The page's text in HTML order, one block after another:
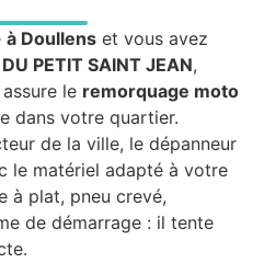
à Doullens et vous avez
PETIT SAINT JEAN,
le remorquage moto
dans votre quartier.
de la ville, le dépanneur
le matériel adapté à votre
à plat, pneu crevé,
de démarrage : il tente